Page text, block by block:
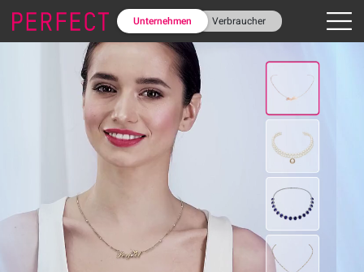
Unternehmen Verbraucher